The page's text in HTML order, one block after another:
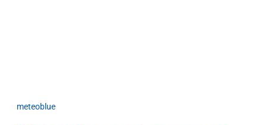
meteoblue